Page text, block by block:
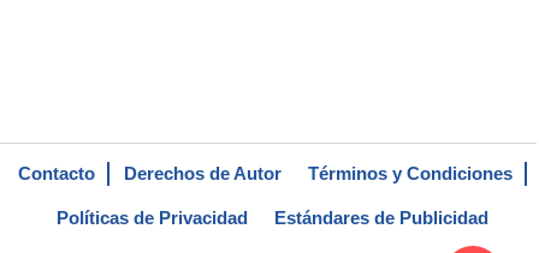
Contacto Derechos de Autor Términos y Condiciones
Políticas de Privacidad Estándares de Publicidad